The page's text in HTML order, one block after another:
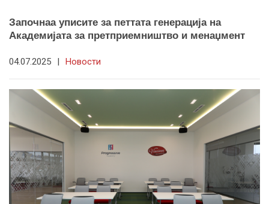
Започнаа уписите за петтата генерација на
Академијата за претприемништво и менаџмент
04.07.2025 | Новости